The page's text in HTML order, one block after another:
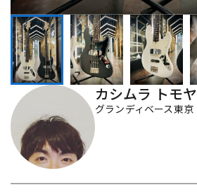
DTM オンライン納品
配信/ライブ機器
中古
カシムラ トモヤ
グランディベース東京